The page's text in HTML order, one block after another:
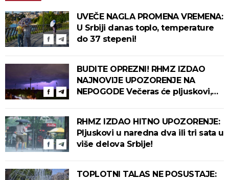
UVEČE NAGLA PROMENA VREMENA:
U Srbiji danas toplo, temperature
do 37 stepeni!
BUDITE OPREZNI! RHMZ IZDAO
NAJNOVIJE UPOZORENJE NA
NEPOGODE Večeras će pljuskovi,
RHMZ IZDAO HITNO UPOZORENJE:
Pljuskovi u naredna dva ili tri sata u
više delova Srbije!
TOPLOTNI TALAS NE POSUSTAJE: